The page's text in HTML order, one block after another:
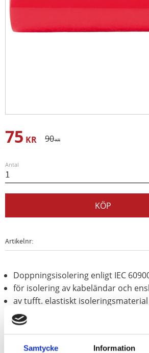
Samtycke Information
Nedsatt pris:
75 KR Ordinarie pris:
90KR
Antal
KÖP
Artikelnr
Doppningsisolering enligt IEC
för isolering av kabeländar och
av tufft. elastiskt isoleringsmaterial